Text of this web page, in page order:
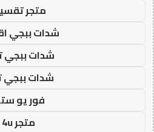
متجر
شدات ببجي
شدات ببجي
شدات ببجي
فور يو
متجر 4u